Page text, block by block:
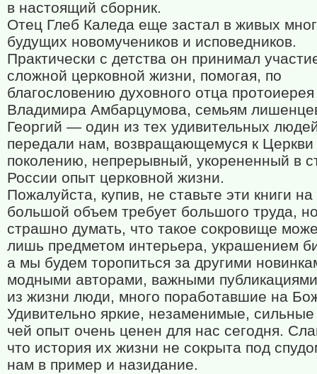
в настоящий сборник.
Отец Глеб Каледа еще застал в живых
будущих новомучеников и исповедников.
Практически с детства он принимал
сложной церковной жизни, помогая, по
благословению духовного отца протоиерея
Владимира Амбарцумова, семьям
Георгий — один из тех удивительных
передали нам, возвращающемуся к Церкви
поколению, непрерывный, укорененный в
России опыт церковной жизни.
Пожалуйста, купив, не ставьте эти книги
большой объем требует большого труда,
страшно думать, что такое сокровище
лишь предметом интерьера, украшением
а мы будем торопиться за другими
модными авторами, важными
из жизни люди, много поработавшие на
Удивительно яркие, незаменимые,
чей опыт очень ценен для нас сегодня.
что история их жизни не сокрыта под
нам в пример и назидание.